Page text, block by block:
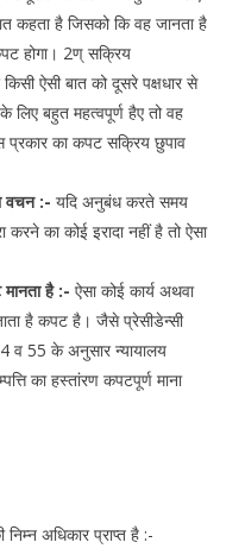
कहता है जिसको कि वह जानता है
होगा। 2ण् सक्रिय
ऐसी बात को दूसरे पक्षधार से
लिए बहुत महत्वपूर्ण हैए तो वह
प्रकार का कपट सक्रिय छुपाव
वचन :- यदि अनुबंध करते समय
का कोई इरादा नहीं है तो ऐसा
है :- ऐसा कोई कार्य अथवा
है कपट है। जैसे प्रेसीडेन्सी
व 55 के अनुसार न्यायालय
का हस्तांरण कपटपूर्ण माना
अधिकार प्राप्त है :-